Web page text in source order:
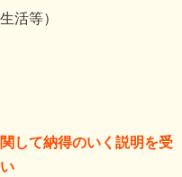
活等）
して納得のいく説明を受